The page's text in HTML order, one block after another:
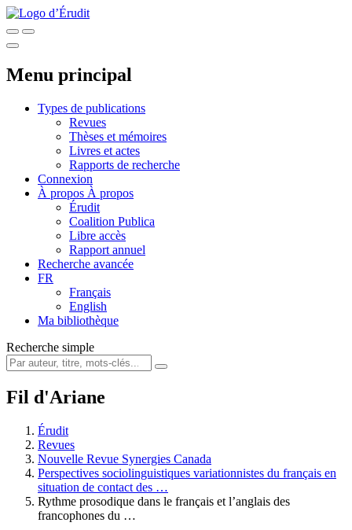
Menu principal
Types de publications
Revues
Thèses et mémoires
Livres et actes
Rapports de recherche
Connexion
À propos À propos
Érudit
Coalition Publica
Libre accès
Rapport annuel
Recherche avancée
FR
Français
English
Ma bibliothèque
Recherche simple
Fil d'Ariane
Érudit
Revues
Nouvelle Revue Synergies Canada
Perspectives sociolinguistiques variationnistes du français en
situation de contact des …
Rythme prosodique dans le français et l’anglais des
francophones du …